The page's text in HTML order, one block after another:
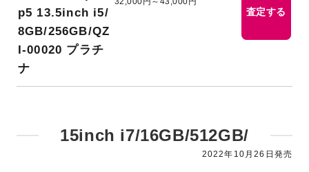
p5 13.5inch i5/
8GB/256GB/QZ
I-00020 プラチ
ナ
査定する
15inch i7/16GB/512GB/
2022年10月26日発売